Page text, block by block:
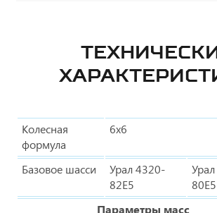
Колесная
формула
6х6
Базовое шасси
Урал 4320-
82Е5
80Е5
Параметры масс